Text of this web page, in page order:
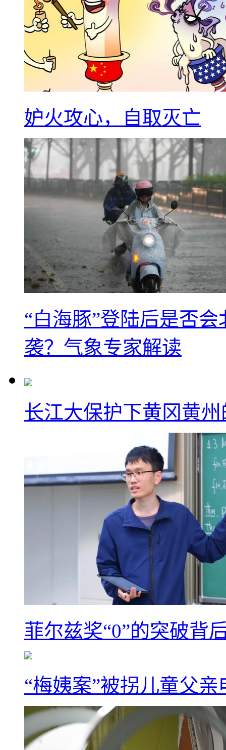
妒火攻心，自取灭亡
“白海豚”登陆后是否
袭？气象专家解读
长江大保护下黄冈黄
菲尔兹奖“0”的突破背
“梅姨案”被拐儿童父